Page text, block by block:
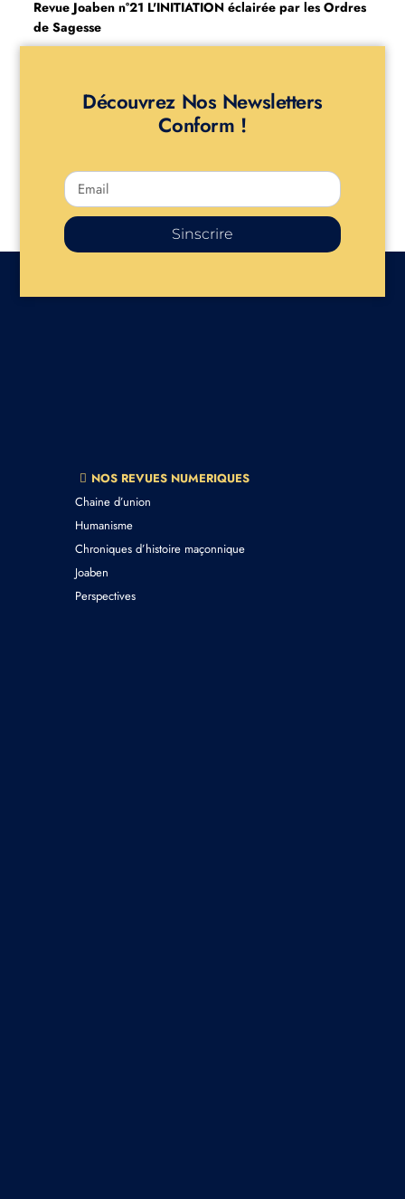
Revue Joaben n°21 L'INITIATION éclairée par les Ordres
de Sagesse
Découvrez Nos Newsletters
Conform !
Sinscrire
NOS REVUES NUMERIQUES
Chaine d’union
Humanisme
Chroniques d’histoire maçonnique
Joaben
Perspectives